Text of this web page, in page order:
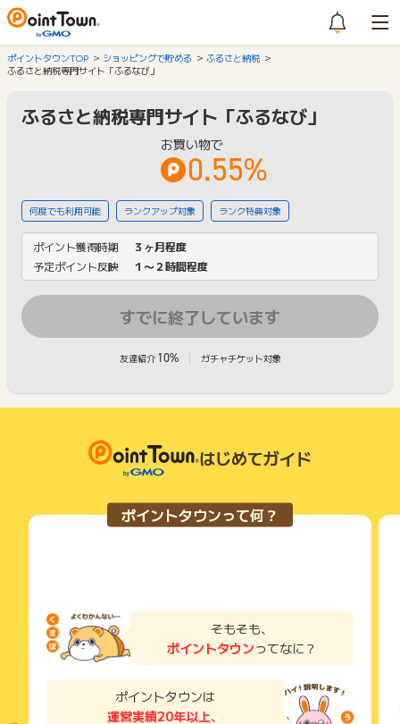
ポイントタウンTOP ショッピングで貯める
ふるさと納税
ふるさと納税専門サイト「ふるなび」
ふるさと納税専門サイト「ふるなび」
お買い物で
0.55%
何度でも利用可能 ランクアップ対象 ランク特典対象
ポイント獲得時期
３ヶ月程度
予定ポイント反映
１〜２時間程度
すでに終了しています
友達紹介 10% ガチャチケット対象
はじめてガイド
ポイントタウンって何？
そもそも、
ポイントタウンってなに？
ポイントタウンは
運営実績20年以上、